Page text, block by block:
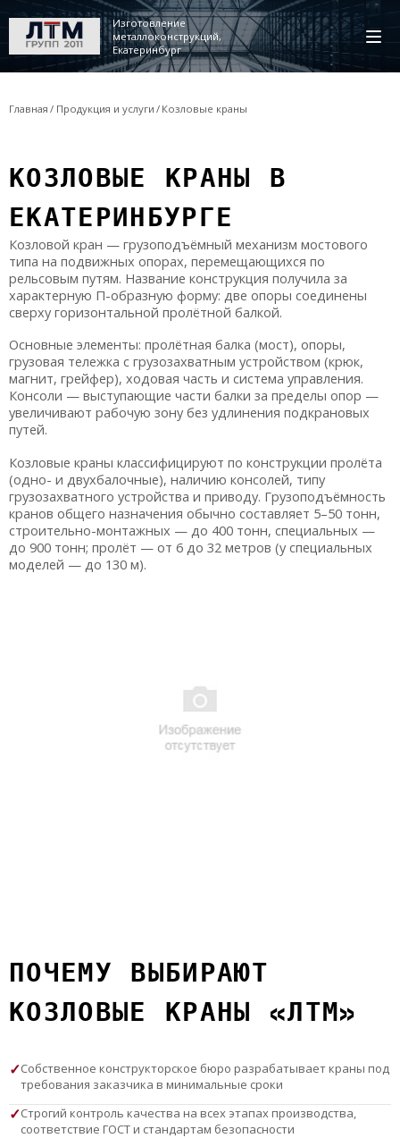
Изготовление
металлоконструкций,
Екатеринбург
Главная Продукция и услуги Козловые краны
КОЗЛОВЫЕ КРАНЫ В
ЕКАТЕРИНБУРГЕ
Козловой кран — грузоподъёмный механизм мостового
типа на подвижных опорах, перемещающихся по
рельсовым путям. Название конструкция получила за
характерную П-образную форму: две опоры соединены
сверху горизонтальной пролётной балкой.
Основные элементы: пролётная балка (мост), опоры,
грузовая тележка с грузозахватным устройством (крюк,
магнит, грейфер), ходовая часть и система управления.
Консоли — выступающие части балки за пределы опор —
увеличивают рабочую зону без удлинения подкрановых
путей.
Козловые краны классифицируют по конструкции пролёта
(одно- и двухбалочные), наличию консолей, типу
грузозахватного устройства и приводу. Грузоподъёмность
кранов общего назначения обычно составляет 5–50 тонн,
строительно-монтажных — до 400 тонн, специальных —
до 900 тонн; пролёт — от 6 до 32 метров (у специальных
моделей — до 130 м).
ПОЧЕМУ ВЫБИРАЮТ
КОЗЛОВЫЕ КРАНЫ «ЛТМ»
Собственное конструкторское бюро разрабатывает краны под
требования заказчика в минимальные сроки
Строгий контроль качества на всех этапах производства,
соответствие ГОСТ и стандартам безопасности